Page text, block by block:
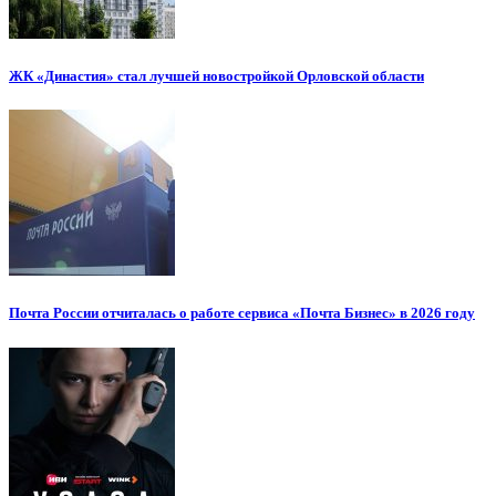
ЖК «Династия» стал лучшей новостройкой Орловской области
Почта России отчиталась о работе сервиса «Почта Бизнес» в 2026 году